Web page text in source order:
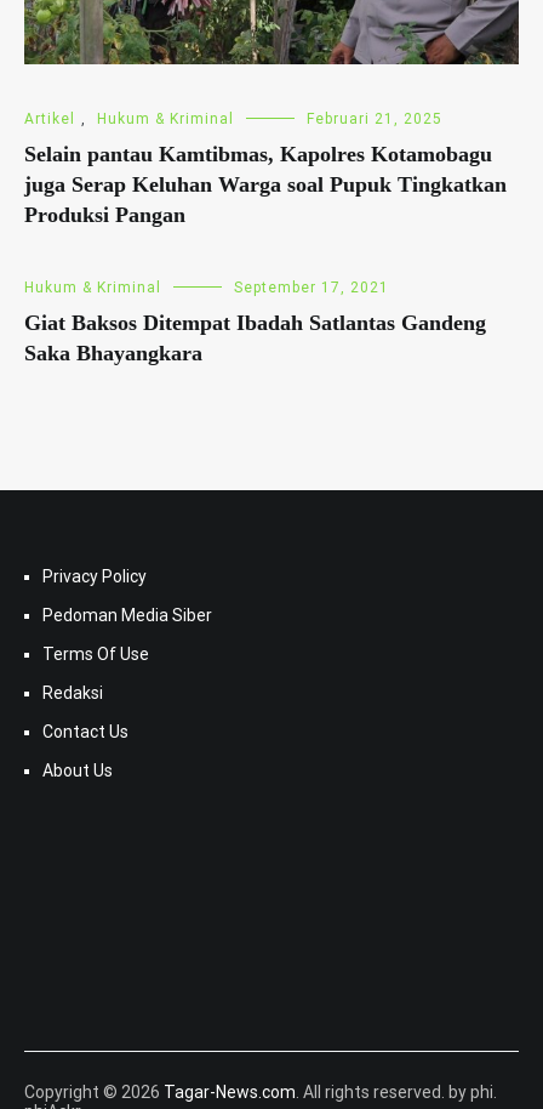
Artikel , Hukum & Kriminal Februari 21, 2025
Selain pantau Kamtibmas, Kapolres Kotamobagu
juga Serap Keluhan Warga soal Pupuk Tingkatkan
Produksi Pangan
Hukum & Kriminal September 17, 2021
Giat Baksos Ditempat Ibadah Satlantas Gandeng
Saka Bhayangkara
Privacy Policy
Pedoman Media Siber
Terms Of Use
Redaksi
Contact Us
About Us
Copyright © 2026 Tagar-News.com . All rights reserved. by phi.